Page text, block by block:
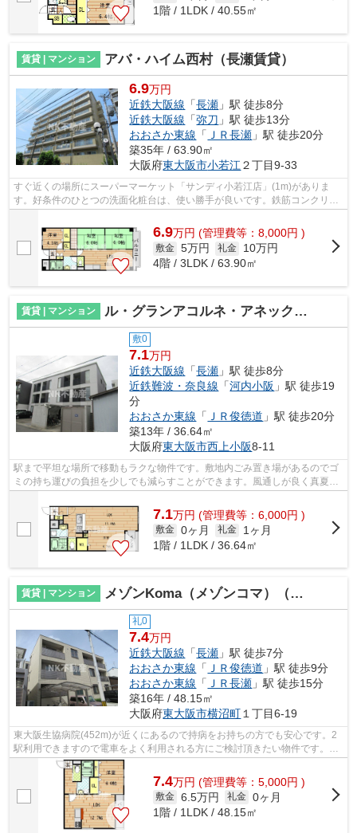
1階 / 1LDK / 40.55㎡
賃貸 | マンション アバ・ハイム西村（長瀬賃貸）
6.9万円
近鉄大阪線 「長瀬 」駅 徒歩8分
近鉄大阪線 「弥刀 」駅 徒歩13分
おおさか東線 「 ＪＲ長瀬 」駅 徒歩20分
築35年 / 63.90㎡
大阪府東大阪市小若江 ２丁目9-33
すぐ近くの場所にスーパーマーケット「サンディ小若江店」(1m)がありま
す。好条件のひとつの洗面化粧台は、使い勝手が良いです。鉄筋コンクリー
ト構造なので震災や火災の際にも信頼性...
6.9万円 (管理費等：8,000円 )
敷金 5万円 礼金
10万円
4階 / 3LDK / 63.90㎡
賃貸 | マンション ル・グランアコルネ・アネックス（長瀬賃貸）
敷0
7.1万円
近鉄大阪線 「長瀬 」駅 徒歩8分
近鉄難波・奈良線 「河内小阪 」駅 徒歩19
分
おおさか東線 「 ＪＲ俊徳道 」駅 徒歩20分
築13年 / 36.64㎡
大阪府東大阪市西上小阪8-11
駅まで平坦な場所で移動もラクな物件です。敷地内ごみ置き場があるのでゴ
ミの持ち運びの負担を少しでも減らすことができます。風通しが良く真夏の
7.1万円 (管理費等：6,000円 )
敷金 0ヶ月 礼金
1ヶ月
1階 / 1LDK / 36.64㎡
賃貸 | マンション メゾンKoma（メゾンコマ）（長瀬賃貸）
礼0
7.4万円
近鉄大阪線 「長瀬 」駅 徒歩7分
おおさか東線 「 ＪＲ俊徳道 」駅 徒歩9分
おおさか東線 「 ＪＲ長瀬 」駅 徒歩15分
築16年 / 48.15㎡
大阪府東大阪市横沼町 １丁目6-19
東大阪生協病院(452m)が近くにあるので持病をお持ちの方でも安心です。2
駅利用できますので電車をよく利用される方にご検討頂きたい物件です。注
目を集めているのが、敷地内ごみ置き場...
7.4万円 (管理費等：5,000円 )
敷金 6.5万円 礼金 0ヶ月
1階 / 1LDK / 48.15㎡